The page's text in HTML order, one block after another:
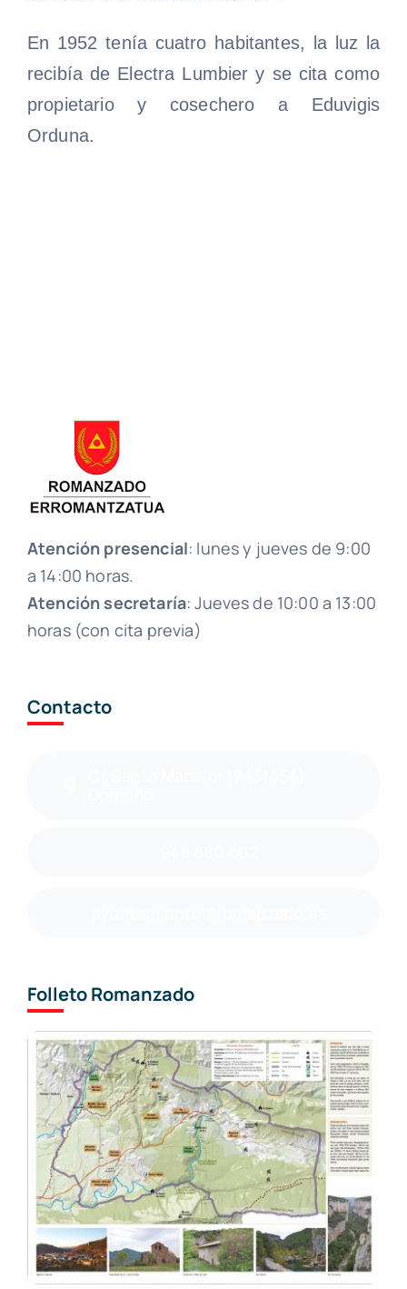
En 1952 tenía cuatro habitantes, la luz la
recibía de Electra Lumbier y se cita como
propietario y cosechero a Eduvigis
Orduna.
Atención presencial: lunes y jueves de 9:00
a 14:00 horas.
Atención secretaría: Jueves de 10:00 a 13:00
horas (con cita previa)
Contacto
Folleto Romanzado